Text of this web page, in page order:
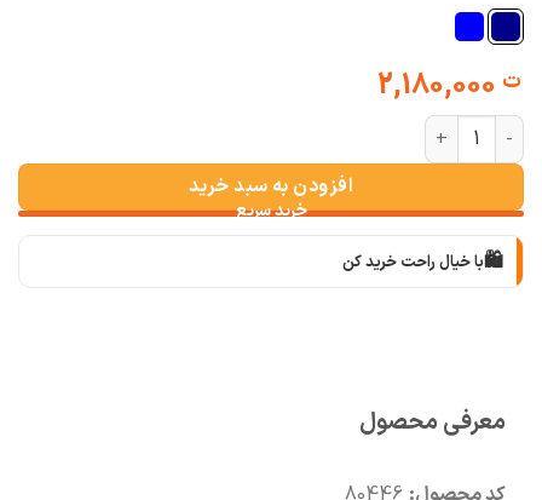
ت2,180,000
وست جین زارا تدی عدد
افزودن به سبد خرید
🛍️با خیال راحت خرید کن
🧡بعد از خرید هم کنارتیم
معرفی محصول